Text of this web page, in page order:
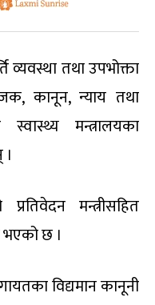
व्यवस्था तथा उपभोक्ता
कानून, न्याय तथा
मन्त्रालयका
मन्त्रीसहित
छ ।
विद्यमान कानूनी